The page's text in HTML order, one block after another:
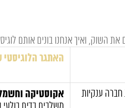
האתגר הלוגיסטי
חברה ענקיות
אקוסטיקה